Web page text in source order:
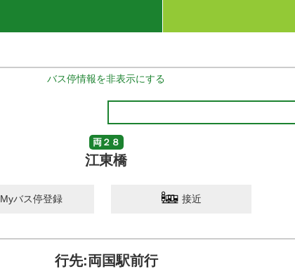
バス停情報を非表示にする
両２８
江東橋
Myバス停登録 接近
行先:両国駅前行